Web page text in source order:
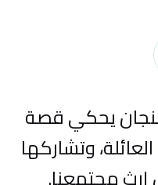
يحكي قصة
وتشاركها